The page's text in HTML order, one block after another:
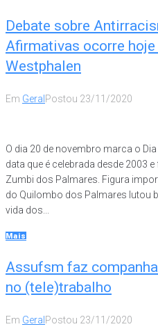
Debate sobre
Afirmativas ocorre
Westphalen
Em Geral Postou 23/11/2020
O dia 20 de novembro marca o
data que é celebrada desde 2003
Zumbi dos Palmares. Figura
do Quilombo dos Palmares lutou
vida dos...
Mais
Assufsm faz
no (tele)trabalho
Em Geral Postou 23/11/2020